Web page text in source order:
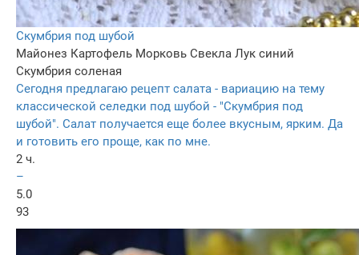
Скумбрия под шубой
Майонез Картофель Морковь Свекла Лук синий
Скумбрия соленая
Сегодня предлагаю рецепт салата - вариацию на тему
классической селедки под шубой - "Скумбрия под
шубой". Салат получается еще более вкусным, ярким. Да
и готовить его проще, как по мне.
2 ч.
–
5.0
93